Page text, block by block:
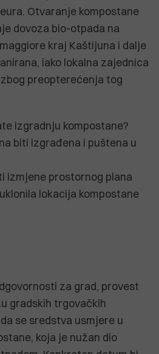
Otvaranje kompostane
dovoza bio-otpada na
kraj Kaštijuna i dalje
iako lokalna zajednica
preopterećenja tog
izgradnju kompostane?
biti izgrađena i puštena u
izmjene prostornog plana
lokacija kompostane
za grad, provest
gradskih trgovačkih
se sredstva usmjere u
koja je nužan dio